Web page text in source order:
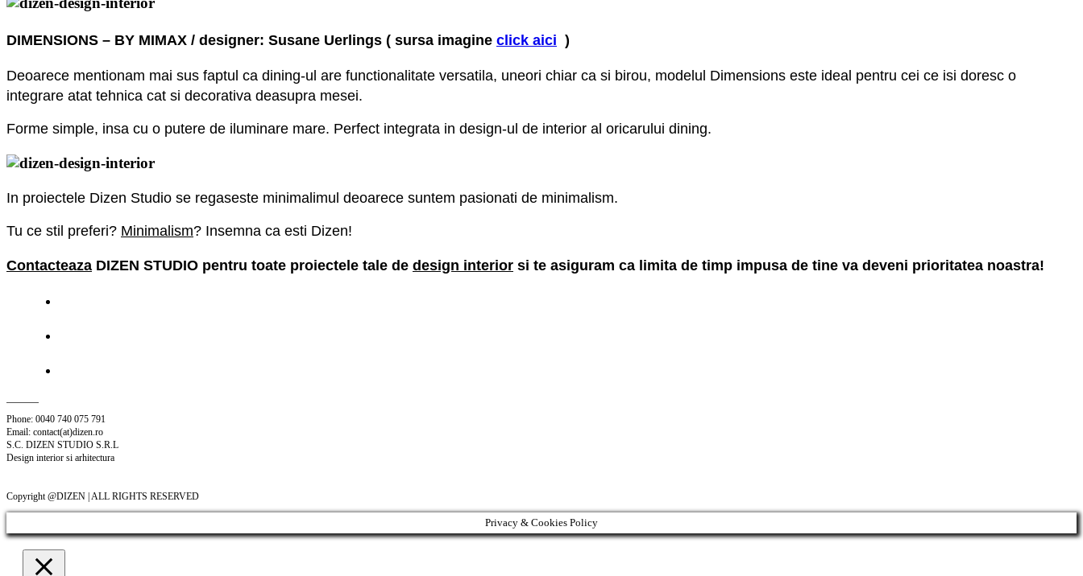
DIMENSIONS – BY MIMAX / designer: Susane Uerlings ( sursa imagine click aici )
Deoarece mentionam mai sus faptul ca dining-ul are functionalitate versatila, uneori chiar ca si birou, modelul Dimensions este ideal pentru cei ce isi doresc o
integrare atat tehnica cat si decorativa deasupra mesei.
Forme simple, insa cu o putere de iluminare mare. Perfect integrata in design-ul de interior al oricarului dining.
In proiectele Dizen Studio se regaseste minimalimul deoarece suntem pasionati de minimalism.
Tu ce stil preferi? Minimalism? Insemna ca esti Dizen!
Contacteaza DIZEN STUDIO pentru toate proiectele tale de design interior si te asiguram ca limita de timp impusa de tine va deveni prioritatea noastra!
Phone: 0040 740 075 791
Email: contact(at)dizen.ro
S.C. DIZEN STUDIO S.R.L
Design interior si arhitectura
Copyright @DIZEN | ALL RIGHTS RESERVED
Privacy & Cookies Policy